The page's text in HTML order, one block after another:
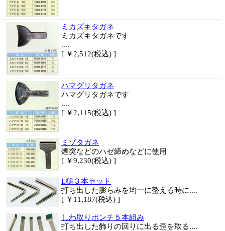
ミカズキタガネ
ミカズキタガネです
....
[ ￥2,512(税込) ]
ハマグリタガネ
ハマグリタガネです
....
[ ￥2,115(税込) ]
ミゾタガネ
煙突などのハゼ締めなどに使用
[ ￥9,230(税込) ]
L槌３本セット
打ち出した膨らみを均一に整える時に....
[ ￥11,187(税込) ]
しわ取りポンチ５本組み
打ち出した飾りの回りに出る歪を取る....